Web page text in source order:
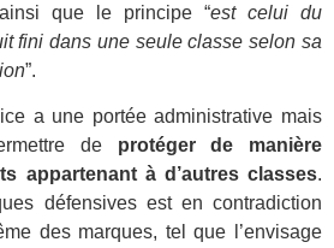
que le principe “est celui du
fini dans une seule classe selon sa
”.
a une portée administrative mais
de protéger de manière
appartenant à d’autres classes.
défensives est en contradiction
des marques, tel que l’envisage